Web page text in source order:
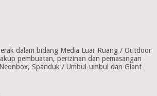
dalam bidang Media Luar Ruang / Outdoor
pembuatan, perizinan dan pemasangan
Spanduk / Umbul-umbul dan Giant